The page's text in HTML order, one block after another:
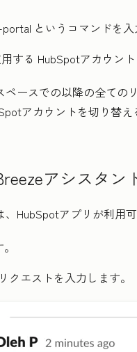
というコマンドを入
する HubSpotアカウント
ペースでの以降の全ての
アカウントを切り替
アシスタン
HubSpotアプリが利用
クエストを入力します。